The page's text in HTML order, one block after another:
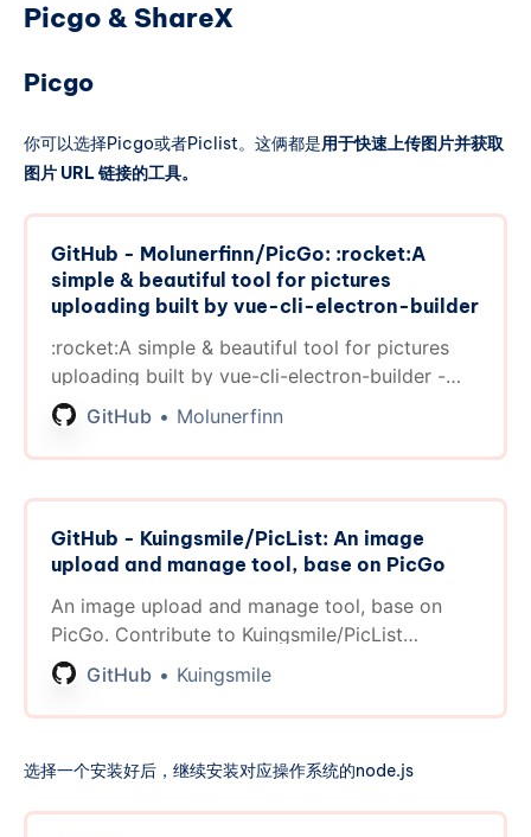
Picgo & ShareX
Picgo
你可以选择Picgo或者Piclist。这俩都是用于快速上传图片并获取
图片 URL 链接的工具。
GitHub - Molunerfinn/PicGo: :rocket:A
simple & beautiful tool for pictures
uploading built by vue-cli-electron-builder
:rocket:A simple & beautiful tool for pictures
uploading built by vue-cli-electron-builder -
Molunerfinn/PicGo
GitHub Molunerfinn
GitHub - Kuingsmile/PicList: An image
upload and manage tool, base on PicGo
An image upload and manage tool, base on
PicGo. Contribute to Kuingsmile/PicList
development by creating an account on
GitHub.
GitHub Kuingsmile
选择一个安装好后，继续安装对应操作系统的node.js